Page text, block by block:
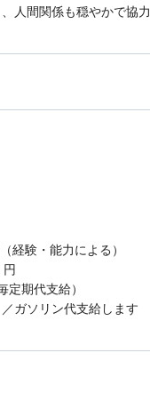
人間関係も穏やかで協力
経験・能力による）
定期代支給）
ガソリン代支給します